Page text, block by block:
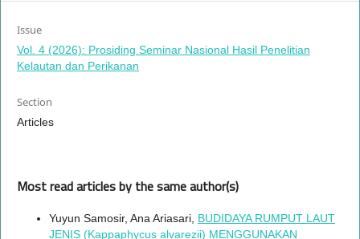
Issue
Vol. 4 (2026): Prosiding Seminar Nasional Hasil Penelitian
Kelautan dan Perikanan
Section
Articles
Most read articles by the same author(s)
Yuyun Samosir, Ana Ariasari, BUDIDAYA RUMPUT LAUT
JENIS (Kappaphycus alvarezii) MENGGUNAKAN